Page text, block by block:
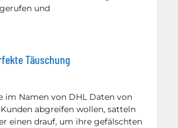
und
Täuschung
im Namen von DHL Daten von
abgreifen wollen, satteln
einen drauf, um ihre gefälschten